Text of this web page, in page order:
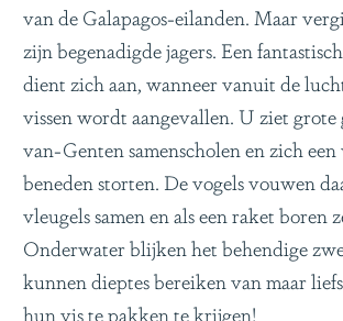
van de Galapagos-eilanden. Maar
zijn begenadigde jagers. Een
dient zich aan, wanneer vanuit de
vissen wordt aangevallen. U ziet grote
van-Genten samenscholen en zich
beneden storten. De vogels vouwen
vleugels samen en als een raket boren
Onderwater blijken het behendige
kunnen dieptes bereiken van maar
hun vis te pakken te krijgen!